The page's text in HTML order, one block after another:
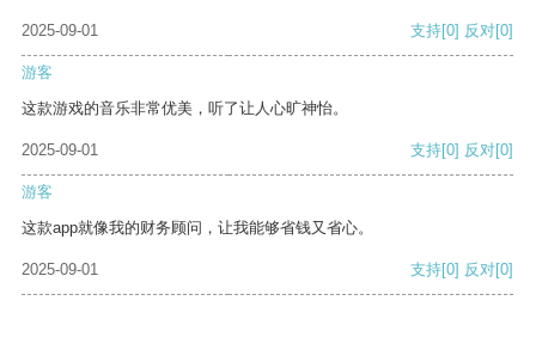
2025-09-01 支持[0] 反对[0]
游客
这款游戏的音乐非常优美，听了让人心旷神怡。
2025-09-01 支持[0] 反对[0]
游客
这款app就像我的财务顾问，让我能够省钱又省心。
2025-09-01 支持[0] 反对[0]